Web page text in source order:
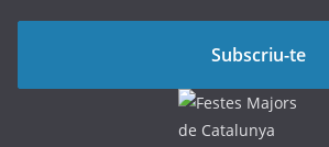
Subscriu-te